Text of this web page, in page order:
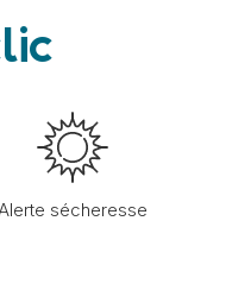
sécheresse